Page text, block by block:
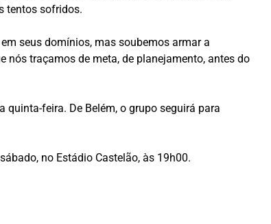
tentos sofridos.
seus domínios, mas soubemos armar a
nós traçamos de meta, de planejamento, antes do
quinta-feira. De Belém, o grupo seguirá para
no Estádio Castelão, às 19h00.